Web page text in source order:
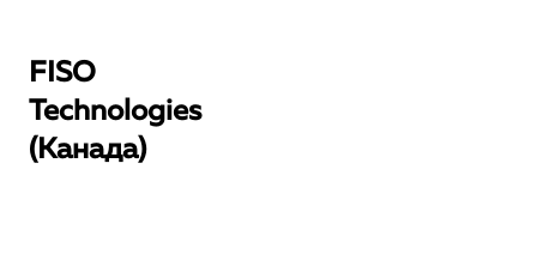
FISO
Technologies
(Канада)